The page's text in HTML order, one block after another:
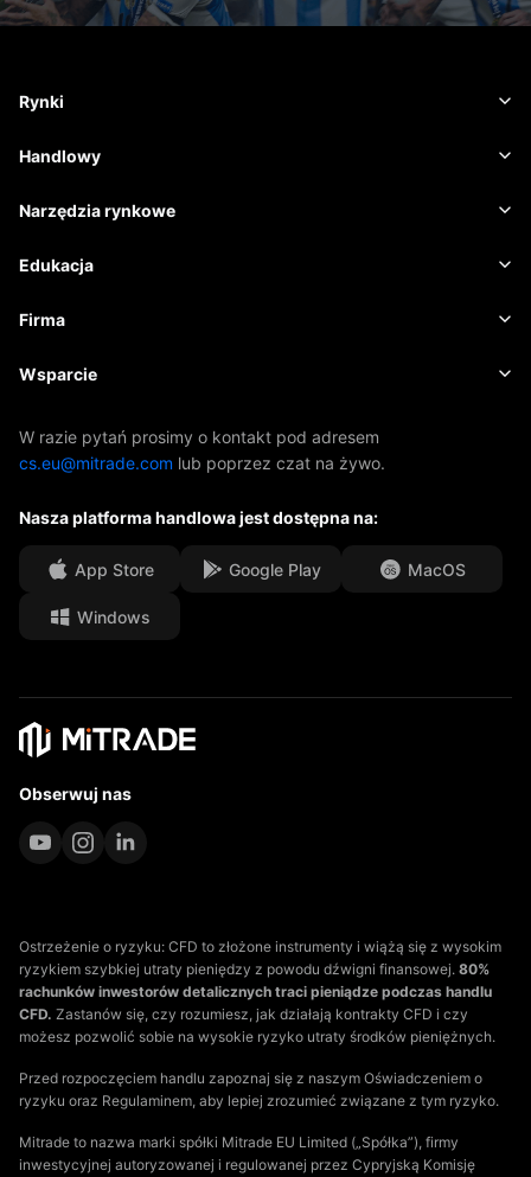
Rynki
Waluta
Towary
Handlowy
Platforma handlowa
Zarządzanie ryzykiem
Narzędzia rynkowe
Kalendarz ekonomiczny
Aktualności
Edukacja
Podstawy
EBook
Firma
O firmie Mitrade
Nasze nagrody
Centrum medialne
Możliwości kariery
Dokumenty prawne
Wsparcie
Centrum pomocy
Często zadawane pytania
W razie pytań prosimy o kontakt pod adresem
cs.eu@mitrade.com lub poprzez czat na żywo.
Nasza platforma handlowa jest dostępna na:
App Store Google Play MacOS
Windows
Obserwuj nas
Ostrzeżenie o ryzyku: CFD to złożone instrumenty i wiążą się z wysokim
ryzykiem szybkiej utraty pieniędzy z powodu dźwigni finansowej. 80%
rachunków inwestorów detalicznych traci pieniądze podczas handlu
CFD. Zastanów się, czy rozumiesz, jak działają kontrakty CFD i czy
możesz pozwolić sobie na wysokie ryzyko utraty środków pieniężnych.
Przed rozpoczęciem handlu zapoznaj się z naszym Oświadczeniem o
ryzyku oraz Regulaminem, aby lepiej zrozumieć związane z tym ryzyko.
Mitrade to nazwa marki spółki Mitrade EU Limited („Spółka”), firmy
inwestycyjnej autoryzowanej i regulowanej przez Cypryjską Komisję